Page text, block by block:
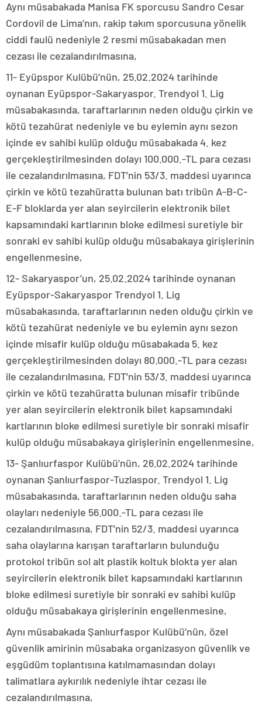
Aynı müsabakada Manisa FK sporcusu Sandro Cesar
Cordovil de Lima’nın, rakip takım sporcusuna yönelik
ciddi faulü nedeniyle 2 resmi müsabakadan men
cezası ile cezalandırılmasına,
11- Eyüpspor Kulübü’nün, 25.02.2024 tarihinde
oynanan Eyüpspor-Sakaryaspor. Trendyol 1. Lig
müsabakasında, taraftarlarının neden olduğu çirkin ve
kötü tezahürat nedeniyle ve bu eylemin aynı sezon
içinde ev sahibi kulüp olduğu müsabakada 4. kez
gerçekleştirilmesinden dolayı 100.000.-TL para cezası
ile cezalandırılmasına, FDT’nin 53/3. maddesi uyarınca
çirkin ve kötü tezahüratta bulunan batı tribün A-B-C-
E-F bloklarda yer alan seyircilerin elektronik bilet
kapsamındaki kartlarının bloke edilmesi suretiyle bir
sonraki ev sahibi kulüp olduğu müsabakaya girişlerinin
engellenmesine,
12- Sakaryaspor’un, 25.02.2024 tarihinde oynanan
Eyüpspor-Sakaryaspor Trendyol 1. Lig
müsabakasında, taraftarlarının neden olduğu çirkin ve
kötü tezahürat nedeniyle ve bu eylemin aynı sezon
içinde misafir kulüp olduğu müsabakada 5. kez
gerçekleştirilmesinden dolayı 80.000.-TL para cezası
ile cezalandırılmasına, FDT’nin 53/3. maddesi uyarınca
çirkin ve kötü tezahüratta bulunan misafir tribünde
yer alan seyircilerin elektronik bilet kapsamındaki
kartlarının bloke edilmesi suretiyle bir sonraki misafir
kulüp olduğu müsabakaya girişlerinin engellenmesine,
13- Şanlıurfaspor Kulübü’nün, 26.02.2024 tarihinde
oynanan Şanlıurfaspor-Tuzlaspor. Trendyol 1. Lig
müsabakasında, taraftarlarının neden olduğu saha
olayları nedeniyle 56.000.-TL para cezası ile
cezalandırılmasına, FDT’nin 52/3. maddesi uyarınca
saha olaylarına karışan taraftarların bulunduğu
protokol tribün sol alt plastik koltuk blokta yer alan
seyircilerin elektronik bilet kapsamındaki kartlarının
bloke edilmesi suretiyle bir sonraki ev sahibi kulüp
olduğu müsabakaya girişlerinin engellenmesine,
Aynı müsabakada Şanlıurfaspor Kulübü’nün, özel
güvenlik amirinin müsabaka organizasyon güvenlik ve
eşgüdüm toplantısına katılmamasından dolayı
talimatlara aykırılık nedeniyle ihtar cezası ile
cezalandırılmasına,